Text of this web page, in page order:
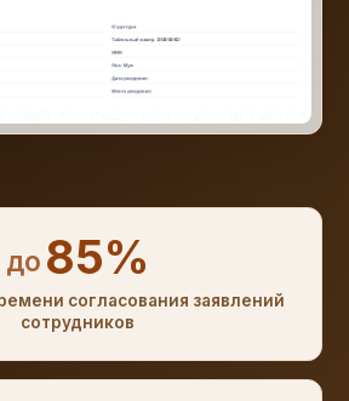
до 85%
согласования заявлений
сотрудников